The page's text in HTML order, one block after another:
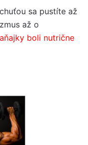
sa pustíte až
až o
boli nutrične